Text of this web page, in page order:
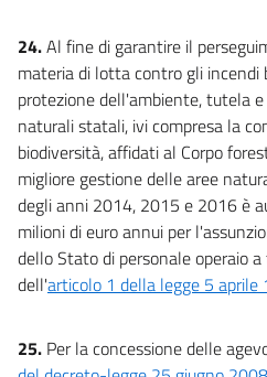
24.Al fine di garantire il
materia di lotta contro gli incendi
protezione dell'ambiente, tutela
naturali statali, ivi compresa la
biodiversità, affidati al Corpo
migliore gestione delle aree
degli anni 2014, 2015 e 2016 è
milioni di euro annui per
dello Stato di personale operaio
dell'articolo 1 della legge 5 aprile
25. Per la concessione delle